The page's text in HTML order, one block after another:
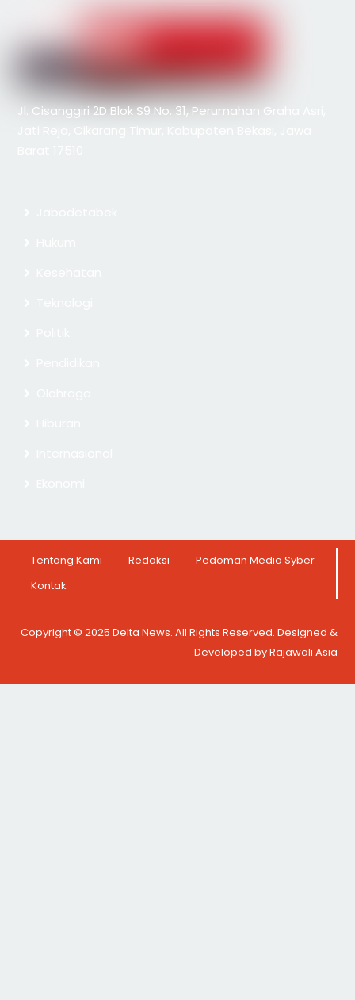
Jl. Cisanggiri 2D Blok S9 No. 31, Perumahan Graha Asri,
Jati Reja, Cikarang Timur, Kabupaten Bekasi, Jawa
Tentang Kami Redaksi
Pedoman Media Syber
Kontak
Copyright © 2025 Delta News. All Rights Reserved. Designed &
Developed by Rajawali Asia